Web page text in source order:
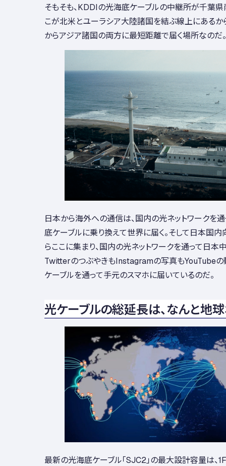
そもそも、KDDIの光海底ケーブルの中継所が千葉
こが北米とユーラシア大陸諸国を結ぶ線上にあるか
からアジア諸国の両方に最短距離で届く場所なのだ。
日本から海外への通信は、国内の光ネットワークを通
底ケーブルに乗り換えて世界に届く。そして日本国
らここに集まり、国内の光ネットワークを通って日本
TwitterのつぶやきもInstagramの写真もYouTubeの
ケーブルを通って手元のスマホに届いているのだ。
光ケーブルの総延長は、なんと地
最新の光海底ケーブル「SJC2」の最大設計容量は、